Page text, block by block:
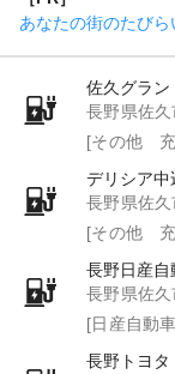
あなたの街のたび
佐久グラン
長野県佐久
[その他 充
デリシア中
長野県佐久
[その他 充
長野日産自
長野県佐
[日産自動
長野トヨ